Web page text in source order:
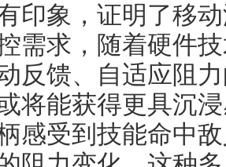
印象，证明了移
需求，随着硬件
反馈、自适应阻
将能获得更具沉
感受到技能命中